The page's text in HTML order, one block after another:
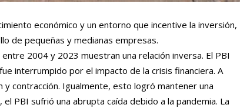
económico y un entorno que incentive la inversión,
de pequeñas y medianas empresas.
2004 y 2023 muestran una relación inversa. El PBI
interrumpido por el impacto de la crisis financiera. A
contracción. Igualmente, esto logró mantener una
PBI sufrió una abrupta caída debido a la pandemia. La